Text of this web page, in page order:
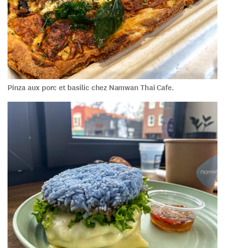
Pinza aux porc et basilic chez Namwan Thai Cafe.